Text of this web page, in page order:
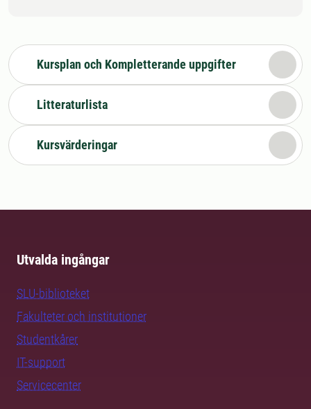
Kursplan och Kompletterande uppgifter
Litteraturlista
Kursvärderingar
Utvalda ingångar
SLU-biblioteket
Fakulteter och institutioner
Studentkårer
IT-support
Servicecenter